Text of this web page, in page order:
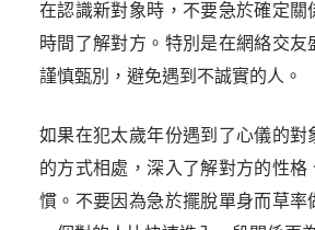
在認識新對象時，不要急於確定關
時間了解對方。特別是在網絡交友
謹慎甄別，避免遇到不誠實的人。
如果在犯太歲年份遇到了心儀的對
的方式相處，深入了解對方的性格
慣。不要因為急於擺脫單身而草率